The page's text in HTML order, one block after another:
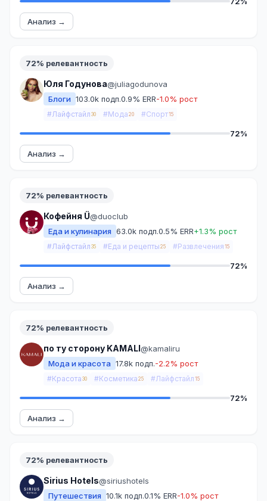
Анализ →
72% релевантность
Юля Годунова@juliagodunova
Блоги 103.0k подп.0.9% ERR-1.0% рост
#Лайфстайл 30 #Мода 20 #Спорт15
72%
Анализ →
72% релевантность
Кофейня Ü@duoclub
Еда и кулинария 63.0k подп.0.5% ERR+1.3% рост
#Лайфстайл 35 #Еда и рецепты 25 #Развлечения 15
72%
Анализ →
72% релевантность
по ту сторону KAMALI@kamaliru
Мода и красота 17.8k подп.-2.2% рост
#Красота 30 #Косметика 25 #Лайфстайл 15
72%
Анализ →
72% релевантность
Sirius Hotels@siriushotels
Путешествия 10.1k подп.0.1% ERR-1.0% рост